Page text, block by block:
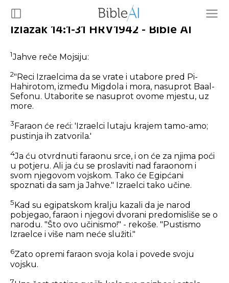
Izlazak 14:1-31 HRV1942 - Bible AI
1Jahve reče Mojsiju:
2"Reci Izraelcima da se vrate i utabore pred Pi-
Hahirotom, između Migdola i mora, nasuprot Baal-
Sefonu. Utaborite se nasuprot ovome mjestu, uz
more.
3 Faraon će reći: 'Izraelci lutaju krajem tamo-amo;
pustinja ih zatvorila.'
4Ja ću otvrdnuti faraonu srce, i on će za njima poći
u potjeru. Ali ja ću se proslaviti nad faraonom i
svom njegovom vojskom. Tako će Egipćani
spoznati da sam ja Jahve." Izraelci tako učine.
5 Kad su egipatskom kralju kazali da je narod
pobjegao, faraon i njegovi dvorani predomisliše se o
narodu. "Što ovo učinismo!" - rekoše. "Pustismo
Izraelce i više nam neće služiti."
6Zato opremi faraon svoja kola i povede svoju
vojsku.
7